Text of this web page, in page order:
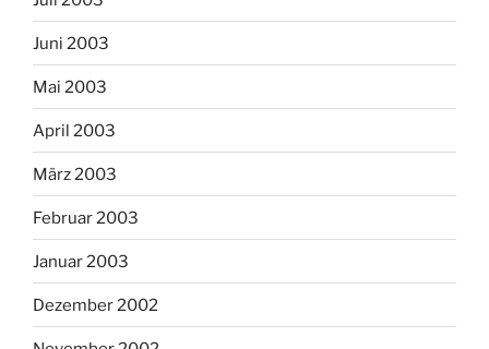
Juni 2003
Mai 2003
April 2003
März 2003
Februar 2003
Januar 2003
Dezember 2002